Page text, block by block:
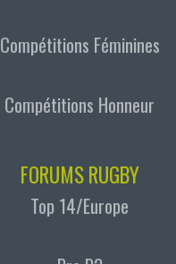
Compétitions Féminines
Compétitions Honneur
FORUMS RUGBY
Top 14/Europe